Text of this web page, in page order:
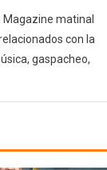
Magazine matinal
con la
gaspacheo,